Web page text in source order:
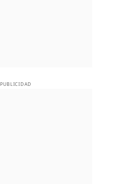
PUBLICIDAD